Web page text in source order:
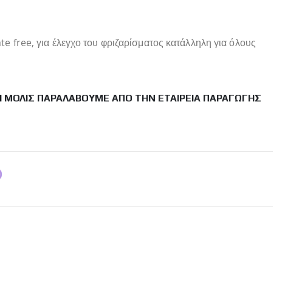
για έλεγχο του φριζαρίσματος κατάλληλη για όλους
ΠΑΡΑΛΆΒΟΥΜΕ ΑΠΌ ΤΗΝ ΕΤΑΙΡΕΊΑ ΠΑΡΑΓΩΓΉΣ